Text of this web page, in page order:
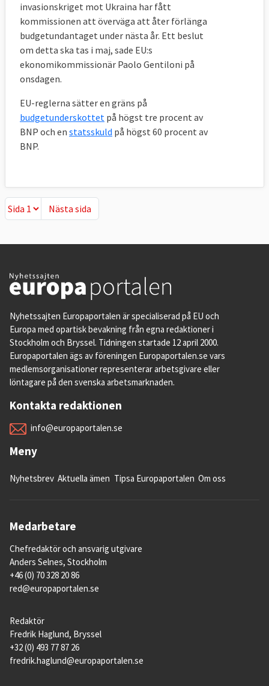
invasionskriget mot Ukraina har fått
kommissionen att överväga att åter förlänga
budgetundantaget under nästa år. Ett beslut
om detta ska tas i maj, sade EU:s
ekonomikommissionär Paolo Gentiloni på
onsdagen.
EU-reglerna sätter en gräns på
budgetunderskottet på högst tre procent av
BNP och en statsskuld på högst 60 procent av
BNP.
Nästa sida
Nästa sida
Nyhetssajten Europaportalen är specialiserad på EU och
Europa med opartisk bevakning från egna redaktioner i
Stockholm och Bryssel. Tidningen startade 12 april 2000.
Europaportalen ägs av föreningen Europaportalen.se vars
medlemsorganisationer representerar arbetsgivare eller
löntagare på den svenska arbetsmarknaden.
Kontakta redaktionen
info@europaportalen.se
Meny
Nyhetsbrev Aktuella ämen Tipsa Europaportalen Om oss
Medarbetare
Chefredaktör och ansvarig utgivare
Anders Selnes, Stockholm
+46 (0) 70 328 20 86
red@europaportalen.se
Redaktör
Fredrik Haglund, Bryssel
+32 (0) 493 77 87 26
fredrik.haglund@europaportalen.se